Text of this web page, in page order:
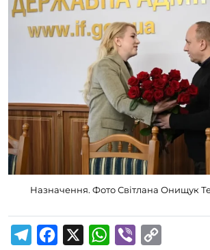
Назначення. Фото Світлана Онищук
W